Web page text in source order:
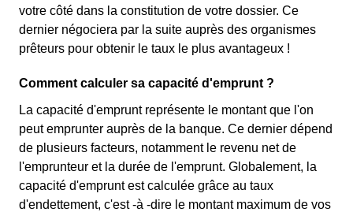
votre côté dans la constitution de votre dossier. Ce
dernier négociera par la suite auprès des organismes
prêteurs pour obtenir le taux le plus avantageux !
Comment calculer sa capacité d'emprunt ?
La capacité d'emprunt représente le montant que l'on
peut emprunter auprès de la banque. Ce dernier dépend
de plusieurs facteurs, notamment le revenu net de
l'emprunteur et la durée de l'emprunt. Globalement, la
capacité d'emprunt est calculée grâce au taux
d'endettement, c'est -à -dire le montant maximum de vos